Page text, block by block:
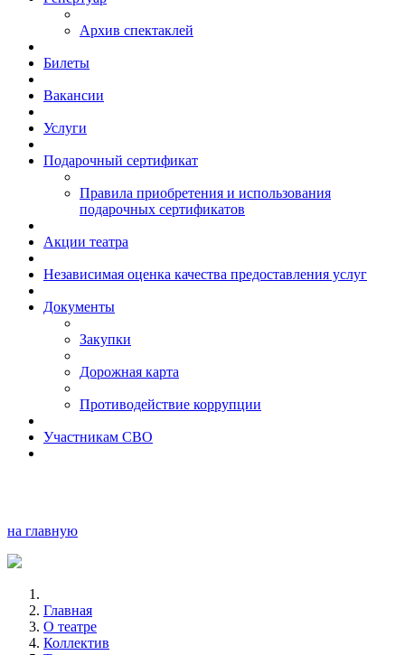
Архив спектаклей
Билеты
Вакансии
Услуги
Подарочный сертификат
Правила приобретения и использования
подарочных сертификатов
Акции театра
Независимая оценка качества предоставления услуг
Документы
Закупки
Дорожная карта
Противодействие коррупции
Участникам СВО
на главную
Главная
О театре
Коллектив